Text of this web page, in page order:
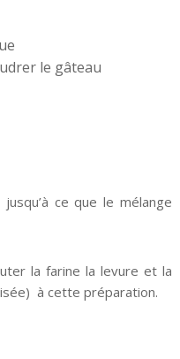
le gâteau
ce que le mélange
la farine la levure et la
à cette préparation.